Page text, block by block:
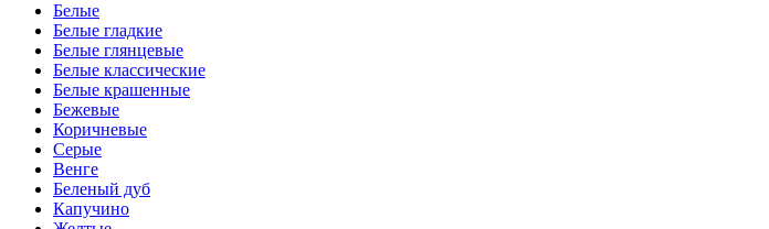
Белые
Белые гладкие
Белые глянцевые
Белые классические
Белые крашенные
Бежевые
Коричневые
Серые
Венге
Беленый дуб
Капучино